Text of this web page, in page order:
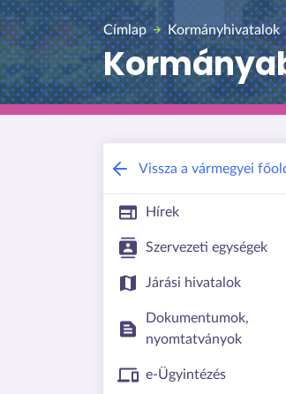
Címlap Kormányhivatalok
Vissza a vármegyei
Hírek
Szervezeti egységek
Járási hivatalok
Dokumentumok,
nyomtatványok
e-Ügyintézés